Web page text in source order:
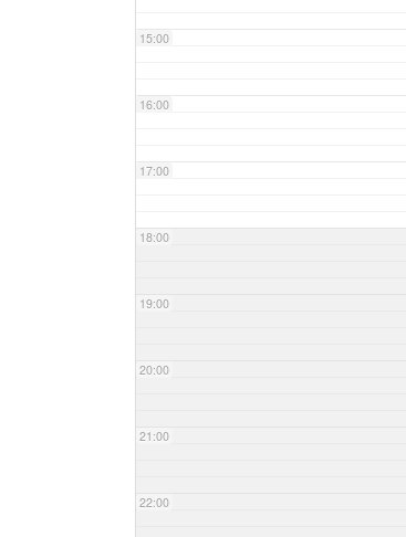
15:00
16:00
17:00
18:00
19:00
20:00
21:00
22:00